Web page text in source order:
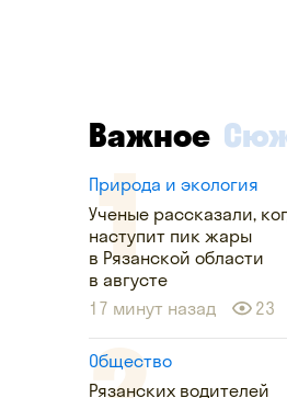
Важное
Природа и экология
Ученые рассказали,
наступит пик жары
в Рязанской области
в августе
17 минут назад
23
Общество
Рязанских водителей